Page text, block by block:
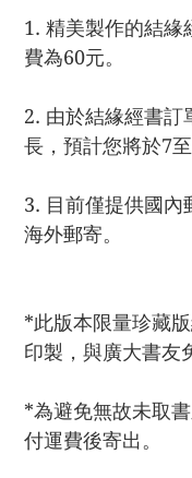
1. 精美製作的結緣
費為60元。
2. 由於結緣經書訂
長，預計您將於7
3. 目前僅提供國內
海外郵寄。
*此版本限量珍藏
印製，與廣大書友
*為避免無故未取
付運費後寄出。